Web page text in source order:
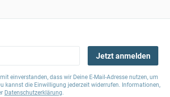
Jetzt anmelden
einverstanden, dass wir Deine E-Mail-Adresse nutzen, um
kannst die Einwilligung jederzeit widerrufen. Informationen,
Datenschutzerklärung.